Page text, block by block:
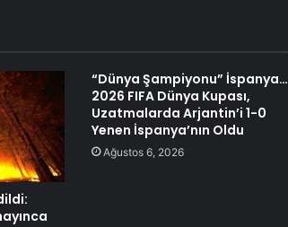
“Dünya Şampiyonu” İspanya…
2026 FIFA Dünya Kupası,
Uzatmalarda Arjantin’i 1-0
Yenen İspanya’nın Oldu
Ağustos 6, 2026